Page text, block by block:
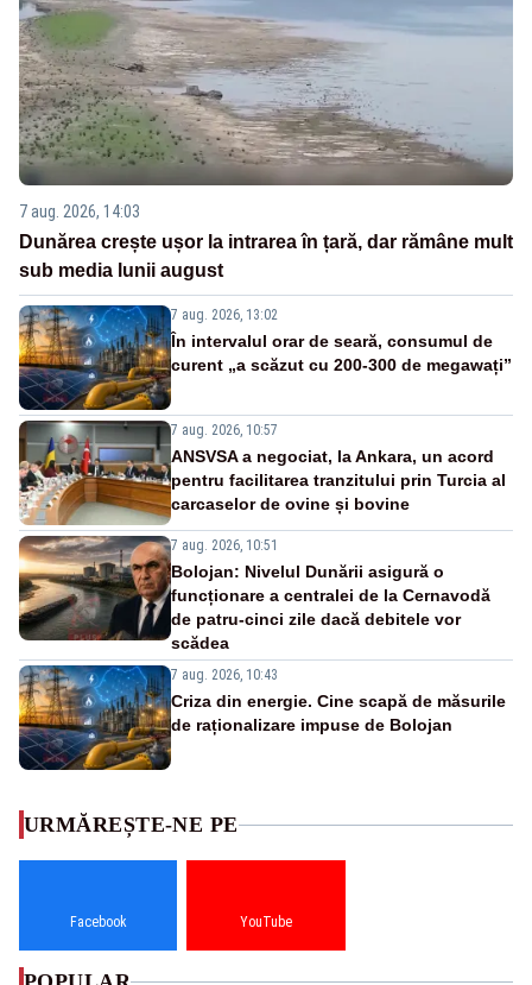
7 aug. 2026, 14:03
Dunărea crește ușor la intrarea în țară, dar rămâne mult
sub media lunii august
7 aug. 2026, 13:02
În intervalul orar de seară, consumul de
curent „a scăzut cu 200-300 de megawați”
7 aug. 2026, 10:57
ANSVSA a negociat, la Ankara, un acord
pentru facilitarea tranzitului prin Turcia al
carcaselor de ovine și bovine
7 aug. 2026, 10:51
Bolojan: Nivelul Dunării asigură o
funcționare a centralei de la Cernavodă
de patru-cinci zile dacă debitele vor
scădea
7 aug. 2026, 10:43
Criza din energie. Cine scapă de măsurile
de raționalizare impuse de Bolojan
URMĂREȘTE-NE PE
Facebook YouTube